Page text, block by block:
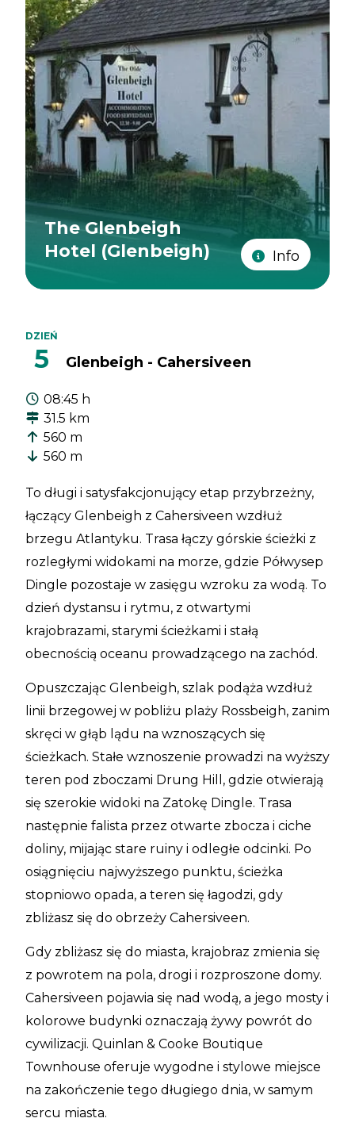
The Glenbeigh
Hotel (Glenbeigh)
Info
DZIEŃ
5 Glenbeigh - Cahersiveen
08:45 h
31.5 km
560 m
560 m
To długi i satysfakcjonujący etap przybrzeżny,
łączący Glenbeigh z Cahersiveen wzdłuż
brzegu Atlantyku. Trasa łączy górskie ścieżki z
rozległymi widokami na morze, gdzie Półwysep
Dingle pozostaje w zasięgu wzroku za wodą. To
dzień dystansu i rytmu, z otwartymi
krajobrazami, starymi ścieżkami i stałą
obecnością oceanu prowadzącego na zachód.
Opuszczając Glenbeigh, szlak podąża wzdłuż
linii brzegowej w pobliżu plaży Rossbeigh, zanim
skręci w głąb lądu na wznoszących się
ścieżkach. Stałe wznoszenie prowadzi na wyższy
teren pod zboczami Drung Hill, gdzie otwierają
się szerokie widoki na Zatokę Dingle. Trasa
następnie falista przez otwarte zbocza i ciche
doliny, mijając stare ruiny i odległe odcinki. Po
osiągnięciu najwyższego punktu, ścieżka
stopniowo opada, a teren się łagodzi, gdy
zbliżasz się do obrzeży Cahersiveen.
Gdy zbliżasz się do miasta, krajobraz zmienia się
z powrotem na pola, drogi i rozproszone domy.
Cahersiveen pojawia się nad wodą, a jego mosty i
kolorowe budynki oznaczają żywy powrót do
cywilizacji. Quinlan & Cooke Boutique
Townhouse oferuje wygodne i stylowe miejsce
na zakończenie tego długiego dnia, w samym
sercu miasta.